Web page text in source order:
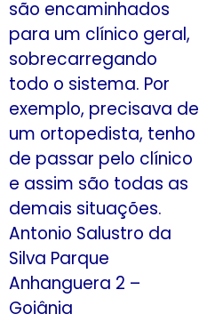
são encaminhados
para um clínico geral,
sobrecarregando
todo o sistema. Por
exemplo, precisava de
um ortopedista, tenho
de passar pelo clínico
e assim são todas as
demais situações.
Antonio Salustro da
Silva Parque
Anhanguera 2 –
Goiânia